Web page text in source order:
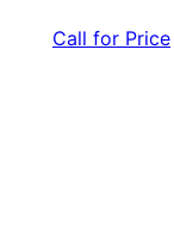
Call for Price